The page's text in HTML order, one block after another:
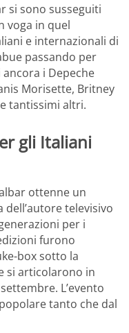
si sono susseguiti
voga in quel
e internazionali di
passando per
i Depeche
Morisette, Britney
tantissimi altri.
gli Italiani
ottenne un
dell’autore televisivo
per i
furono
box sotto la
si articolarono in
L’evento
tanto che dal